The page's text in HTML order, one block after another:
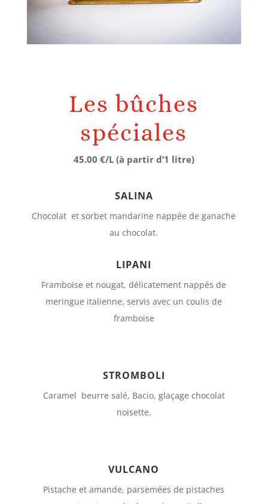
Les bûches
spéciales
45.00 €/L (à partir d’1 litre)
SALINA
Chocolat et sorbet mandarine nappée de ganache
au chocolat.
LIPANI
Framboise et nougat, délicatement nappés de
meringue italienne, servis avec un coulis de
framboise
STROMBOLI
Caramel beurre salé, Bacio, glaçage chocolat
noisette.
VULCANO
Pistache et amande, parsemées de pistaches